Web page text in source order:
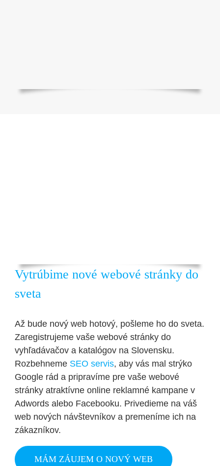
Vytrúbime nové webové stránky do
sveta
Až bude nový web hotový, pošleme ho do sveta.
Zaregistrujeme vaše webové stránky do
vyhľadávačov a katalógov na Slovensku.
Rozbehneme SEO servis, aby vás mal strýko
Google rád a pripravíme pre vaše webové
stránky atraktívne online reklamné kampane v
Adwords alebo Facebooku. Privedieme na váš
web nových návštevníkov a premeníme ich na
zákazníkov.
MÁM ZÁUJEM O NOVÝ WEB